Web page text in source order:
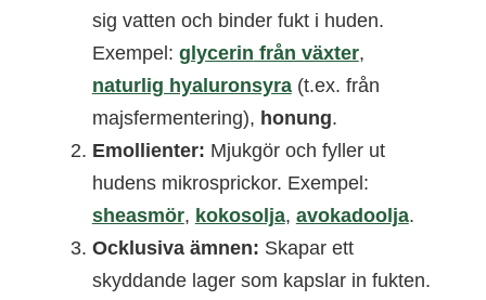
sig vatten och binder fukt i huden.
Exempel: glycerin från växter,
naturlig hyaluronsyra(t.ex. från
majsfermentering), honung.
Emollienter: Mjukgör och fyller ut
hudens mikrosprickor. Exempel:
sheasmör, kokosolja, avokadoolja.
Ocklusiva ämnen: Skapar ett
skyddande lager som kapslar in fukten.